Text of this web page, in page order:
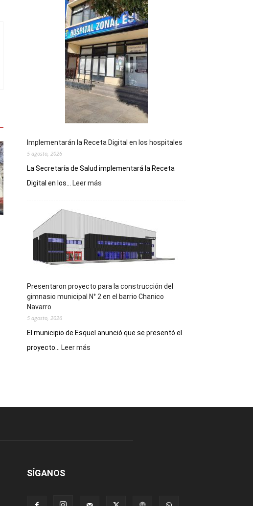
Implementarán la Receta Digital en los hospitales
5 agosto, 2026
La Secretaría de Salud implementará la Receta
Digital en los...
Leer más
Digital
en
los
hospitales
Presentaron proyecto para la construcción del
gimnasio municipal N° 2 en el barrio Chanico
Navarro
5 agosto, 2026
El municipio de Esquel anunció que se presentó el
proyecto...
Leer más
del
Navarro
SÍGANOS